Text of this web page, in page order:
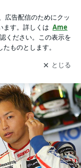
を受け取りまし
開く